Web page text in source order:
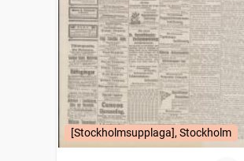
[Stockholmsupplaga], Stockholm